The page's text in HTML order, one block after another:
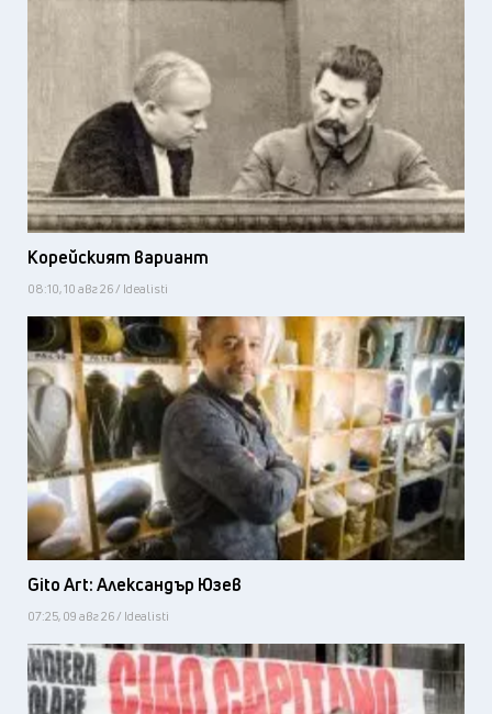
Корейският вариант
08:10, 10 авг 26 / Idealisti
Gito Art: Александър Юзев
07:25, 09 авг 26 / Idealisti